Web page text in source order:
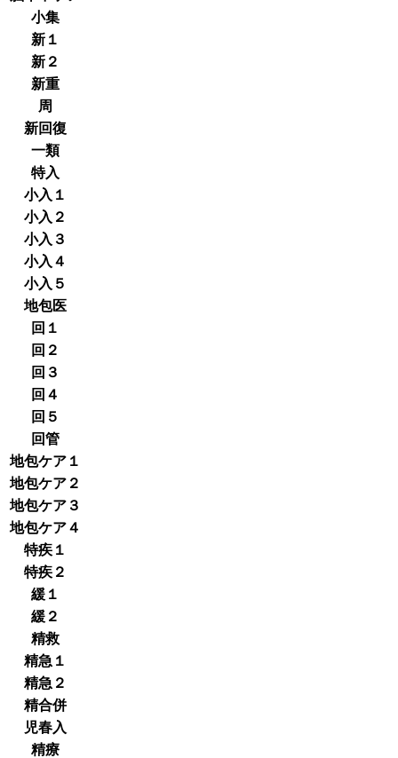
小集
新１
新２
新重
周
新回復
一類
特入
小入１
小入２
小入３
小入４
小入５
地包医
回１
回２
回３
回４
回５
回管
地包ケア１
地包ケア２
地包ケア３
地包ケア４
特疾１
特疾２
緩１
緩２
精救
精急１
精急２
精合併
児春入
精療